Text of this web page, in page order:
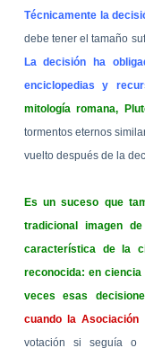
Técnicamente la
debe tener el tamaño
La decisión ha
enciclopedias y
mitología romana,
tormentos eternos
vuelto después de la
Es un suceso que
tradicional imagen
característica de la
reconocida: en
veces esas
cuando la Asociación
votación si seguía o